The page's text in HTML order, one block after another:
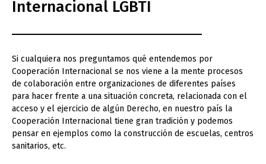
Internacional LGBTI
Si cualquiera nos preguntamos qué entendemos por
Cooperación Internacional se nos viene a la mente procesos
de colaboración entre organizaciones de diferentes países
para hacer frente a una situación concreta, relacionada con el
acceso y el ejercicio de algún Derecho, en nuestro país la
Cooperación Internacional tiene gran tradición y podemos
pensar en ejemplos como la construcción de escuelas, centros
sanitarios, etc.